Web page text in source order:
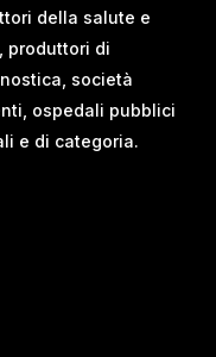
della salute e
produttori di
società
ospedali pubblici
e di categoria.